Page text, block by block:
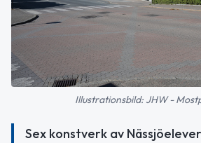
Illustrationsbild: JHW -
Sex konstverk av